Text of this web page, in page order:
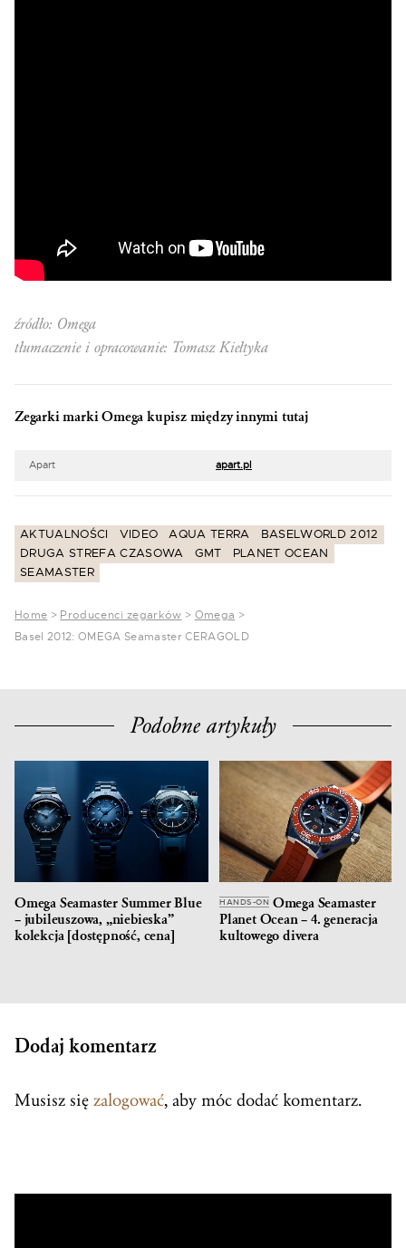
źródło: Omega
tłumaczenie i opracowanie: Tomasz Kiełtyka
Zegarki marki Omega kupisz między innymi tutaj
Apart apart.pl
AKTUALNOŚCI VIDEO AQUA TERRA
BASELWORLD 2012
DRUGA STREFA CZASOWA
GMT
PLANET OCEAN
SEAMASTER
Home > Producenci zegarków > Omega >
Basel 2012: OMEGA Seamaster CERAGOLD
Podobne artykuły
Omega Seamaster Summer Blue
– jubileuszowa, „niebieska”
kolekcja [dostępność, cena]
HANDS-ON Omega Seamaster
Planet Ocean – 4. generacja
kultowego divera
Dodaj komentarz
Musisz się zalogować, aby móc dodać komentarz.